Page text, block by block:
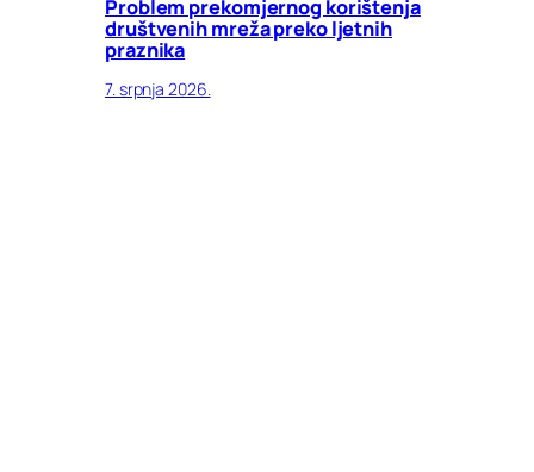
Problem prekomjernog korištenja
društvenih mreža preko ljetnih
praznika
7. srpnja 2026.